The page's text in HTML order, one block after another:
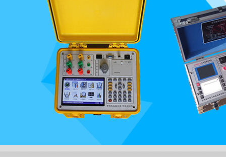
扬州海沃电气科技发展有限公司